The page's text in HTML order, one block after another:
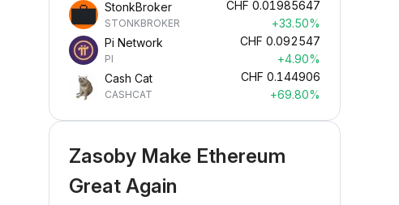
StonkBroker
STONKBROKER
CHF 0.01985647
+33.50%
Pi Network
PI
CHF 0.092547
+4.90%
Cash Cat
CASHCAT
CHF 0.144906
+69.80%
Zasoby Make Ethereum
Great Again